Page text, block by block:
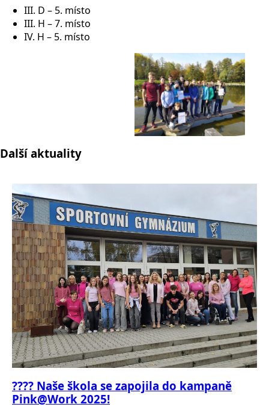
III. D – 5. místo
III. H – 7. místo
IV. H – 5. místo
Další aktuality
???? Naše škola se zapojila do kampaně
Pink@Work 2025!